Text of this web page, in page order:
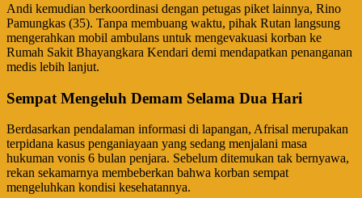
​Andi kemudian berkoordinasi dengan petugas piket lainnya, Rino
Pamungkas (35). Tanpa membuang waktu, pihak Rutan langsung
mengerahkan mobil ambulans untuk mengevakuasi korban ke
Rumah Sakit Bhayangkara Kendari demi mendapatkan penanganan
medis lebih lanjut.
​Sempat Mengeluh Demam Selama Dua Hari
​Berdasarkan pendalaman informasi di lapangan, Afrisal merupakan
terpidana kasus penganiayaan yang sedang menjalani masa
hukuman vonis 6 bulan penjara. Sebelum ditemukan tak bernyawa,
rekan sekamarnya membeberkan bahwa korban sempat
mengeluhkan kondisi kesehatannya.